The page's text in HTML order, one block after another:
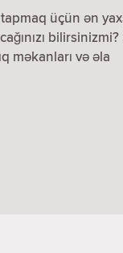
tapmaq üçün ən
bilirsinizmi?
məkanları və əla